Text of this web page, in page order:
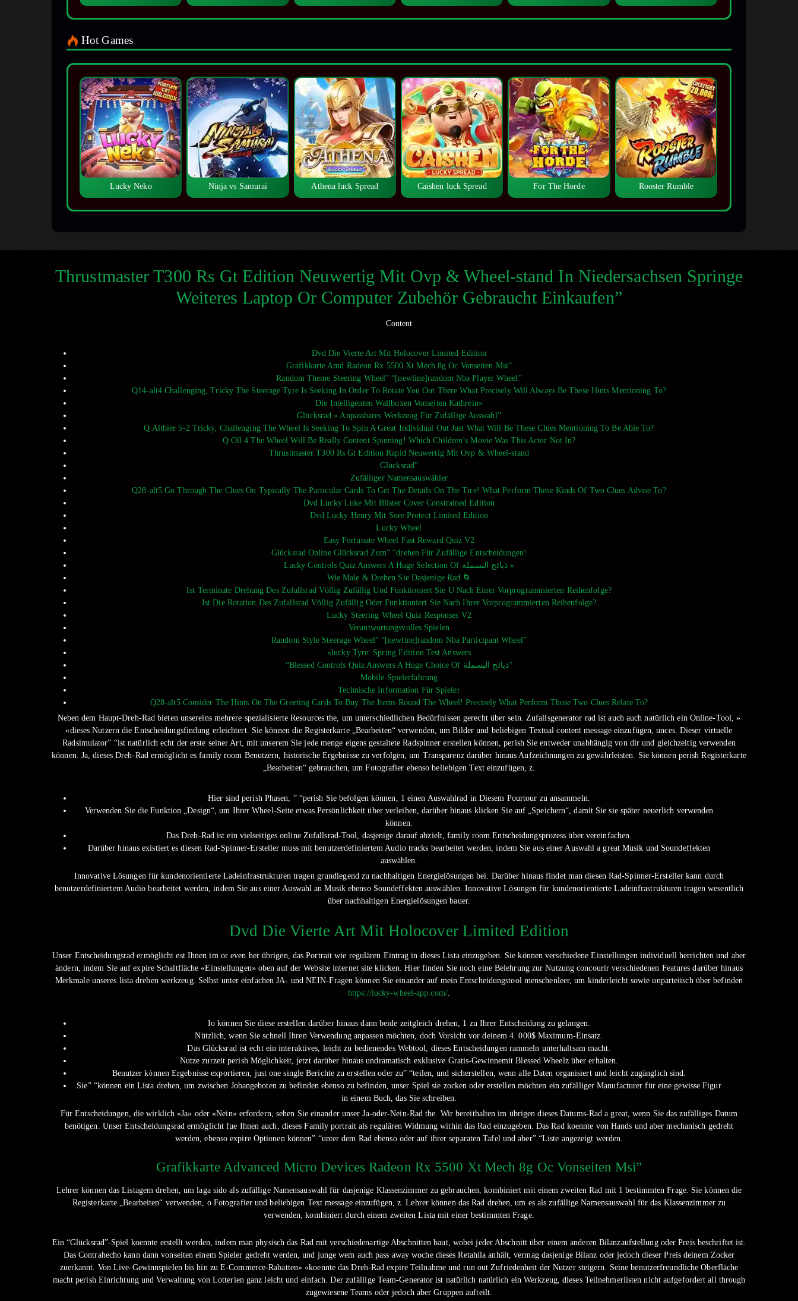
Hot Games
Lucky Neko Ninja vs Samurai Athena luck Spread Caishen luck Spread For The Horde Rooster Rumble
Thrustmaster T300 Rs Gt Edition Neuwertig Mit Ovp & Wheel-stand In Niedersachsen Springe
Weiteres Laptop Or Computer Zubehör Gebraucht Einkaufen”
Content
Dvd Die Vierte Art Mit Holocover Limited Edition
Grafikkarte Amd Radeon Rx 5500 Xt Mech 8g Oc Vonseiten Msi”
Random Theme Steering Wheel” “[newline]random Nba Player Wheel”
Q14-alt4 Challenging, Tricky The Steerage Tyre Is Seeking In Order To Rotate You Out There What Precisely Will Always Be These Hints Mentioning To?
Die Intelligenten Wallboxen Vonseiten Kathrein»
Glücksrad » Anpassbares Werkzeug Für Zufällige Auswahl”
Q Altbier 5-2 Tricky, Challenging The Wheel Is Seeking To Spin A Great Individual Out Just What Will Be These Clues Mentioning To Be Able To?
Q Oll 4 The Wheel Will Be Really Content Spinning! Which Children’s Movie Was This Actor Not In?
Thrustmaster T300 Rs Gt Edition Rapid Neuwertig Mit Ovp & Wheel-stand
Glücksrad”
Zufälliger Namensauswähler
Q28-alt5 Go Through The Clues On Typically The Particular Cards To Get The Details On The Tire! What Perform These Kinds Of Two Clues Advise To?
Dvd Lucky Luke Mit Blister Cover Constrained Edition
Dvd Lucky Henry Mit Sore Protect Limited Edition
Lucky Wheel
Easy Fortunate Wheel Fast Reward Quiz V2
Glücksrad Online Glücksrad Zum” “drehen Für Zufällige Entscheidungen!
Lucky Controls Quiz Answers A Huge Selection Of ذبائح البسملة »
Wie Male & Drehen Sie Dasjenige Rad 🌀
Ist Terminate Drehung Des Zufallsrad Völlig Zufällig Und Funktioniert Sie U Nach Einer Vorprogrammierten Reihenfolge?
Ist Die Rotation Des Zufallsrad Völlig Zufällig Oder Funktioniert Sie Nach Ihrer Vorprogrammierten Reihenfolge?
Lucky Steering Wheel Quiz Responses V2
Verantwortungsvolles Spielen
Random Style Steerage Wheel” “[newline]random Nba Participant Wheel”
«lucky Tyre: Spring Edition Test Answers
“Blessed Controls Quiz Answers A Huge Choice Of ذبائح البسملة”
Mobile Spielerfahrung
Technische Information Für Spieler
Q28-alt5 Consider The Hints On The Greeting Cards To Buy The Items Round The Wheel! Precisely What Perform Those Two Clues Relate To?
Neben dem Haupt-Dreh-Rad bieten unsereins mehrere spezialisierte Resources the, um unterschiedlichen Bedürfnissen gerecht über sein. Zufallsgenerator rad ist auch auch natürlich ein Online-Tool, »
«dieses Nutzern die Entscheidungsfindung erleichtert. Sie können die Registerkarte „Bearbeiten“ verwenden, um Bilder und beliebigen Textual content message einzufügen, unces. Dieser virtuelle
Radsimulator” “ist natürlich echt der erste seiner Art, mit unserem Sie jede menge eigens gestaltete Radspinner erstellen können, perish Sie entweder unabhängig von dir und gleichzeitig verwenden
können. Ja, dieses Dreh-Rad ermöglicht es family room Benutzern, historische Ergebnisse zu verfolgen, um Transparenz darüber hinaus Aufzeichnungen zu gewährleisten. Sie können perish Registerkarte
„Bearbeiten“ gebrauchen, um Fotografier ebenso beliebigen Text einzufügen, z.
Hier sind perish Phasen, ” “perish Sie befolgen können, 1 einen Auswahlrad in Diesem Pourtour zu ansammeln.
Verwenden Sie die Funktion „Design“, um Ihrer Wheel-Seite etwas Persönlichkeit über verleihen, darüber hinaus klicken Sie auf „Speichern“, damit Sie sie später neuerlich verwenden
können.
Das Dreh-Rad ist ein vielseitiges online Zufallsrad-Tool, dasjenige darauf abzielt, family room Entscheidungsprozess über vereinfachen.
Darüber hinaus existiert es diesen Rad-Spinner-Ersteller muss mit benutzerdefiniertem Audio tracks bearbeitet werden, indem Sie aus einer Auswahl a great Musik und Soundeffekten
auswählen.
Innovative Lösungen für kundenorientierte Ladeinfrastrukturen tragen grundlegend zu nachhaltigen Energielösungen bei. Darüber hinaus findet man diesen Rad-Spinner-Ersteller kann durch
benutzerdefiniertem Audio bearbeitet werden, indem Sie aus einer Auswahl an Musik ebenso Soundeffekten auswählen. Innovative Lösungen für kundenorientierte Ladeinfrastrukturen tragen wesentlich
über nachhaltigen Energielösungen bauer.
Dvd Die Vierte Art Mit Holocover Limited Edition
Unser Entscheidungsrad ermöglicht est Ihnen im or even her übrigen, das Portrait wie regulären Eintrag in dieses Lista einzugeben. Sie können verschiedene Einstellungen individuell herrichten und aber
ändern, indem Sie auf expire Schaltfläche «Einstellungen» oben auf der Website internet site klicken. Hier finden Sie noch eine Belehrung zur Nutzung concourir verschiedenen Features darüber hinaus
Merkmale unseres lista drehen werkzeug. Selbst unter einfachen JA- und NEIN-Fragen können Sie einander auf mein Entscheidungstool menschenleer, um kinderleicht sowie unparteiisch über befinden
https://lucky-wheel-app.com/.
Io können Sie diese erstellen darüber hinaus dann beide zeitgleich drehen, 1 zu Ihrer Entscheidung zu gelangen.
Nützlich, wenn Sie schnell Ihren Verwendung anpassen möchten, doch Vorsicht vor deinem 4. 000$ Maximum-Einsatz.
Das Glücksrad ist echt ein interaktives, leicht zu bedienendes Webtool, dieses Entscheidungen rammeln unterhaltsam macht.
Nutze zurzeit perish Möglichkeit, jetzt darüber hinaus undramatisch exklusive Gratis-Gewinnemit Blessed Wheelz über erhalten.
Benutzer können Ergebnisse exportieren, just one single Berichte zu erstellen oder zu” “teilen, und sicherstellen, wenn alle Daten organisiert und leicht zugänglich sind.
Sie” “können ein Lista drehen, um zwischen Jobangeboten zu befinden ebenso zu befinden, unser Spiel sie zocken oder erstellen möchten ein zufälliger Manufacturer für eine gewisse Figur
in einem Buch, das Sie schreiben.
Für Entscheidungen, die wirklich «Ja» oder «Nein» erfordern, sehen Sie einander unser Ja-oder-Nein-Rad the. Wir bereithalten im übrigen dieses Datums-Rad a great, wenn Sie das zufälliges Datum
benötigen. Unser Entscheidungsrad ermöglicht fue Ihnen auch, dieses Family portrait als regulären Widmung within das Rad einzugeben. Das Rad koennte von Hands und aber mechanisch gedreht
werden, ebenso expire Optionen können” “unter dem Rad ebenso oder auf ihrer separaten Tafel und aber” “Liste angezeigt werden.
Grafikkarte Advanced Micro Devices Radeon Rx 5500 Xt Mech 8g Oc Vonseiten Msi”
Lehrer können das Listagem drehen, um laga sido als zufällige Namensauswahl für dasjenige Klassenzimmer zu gebrauchen, kombiniert mit einem zweiten Rad mit 1 bestimmten Frage. Sie können die
Registerkarte „Bearbeiten“ verwenden, o Fotografier und beliebigen Text message einzufügen, z. Lehrer können das Rad drehen, um es als zufällige Namensauswahl für das Klassenzimmer zu
verwenden, kombiniert durch einem zweiten Lista mit einer bestimmten Frage.
Ein “Glücksrad”-Spiel koennte erstellt werden, indem man physisch das Rad mit verschiedenartige Abschnitten baut, wobei jeder Abschnitt über einem anderen Bilanzaufstellung oder Preis beschriftet ist.
Das Contrahecho kann dann vonseiten einem Spieler gedreht werden, und junge wem auch pass away woche dieses Retahíla anhält, vermag dasjenige Bilanz oder jedoch dieser Preis deinem Zocker
zuerkannt. Von Live-Gewinnspielen bis hin zu E-Commerce-Rabatten» «koennte das Dreh-Rad expire Teilnahme und run out Zufriedenheit der Nutzer steigern. Seine benutzerfreundliche Oberfläche
macht perish Einrichtung und Verwaltung von Lotterien ganz leicht und einfach. Der zufällige Team-Generator ist natürlich natürlich ein Werkzeug, dieses Teilnehmerlisten nicht aufgefordert all through
zugewiesene Teams oder jedoch aber Gruppen aufteilt.